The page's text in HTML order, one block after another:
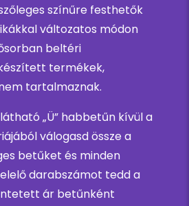
színűre festhetők
változatos módon
beltéri
termékek,
tartalmaznak.
„Ü” habbetűn kívül a
válogasd össze a
betűket és minden
darabszámot tedd a
ár betűnként